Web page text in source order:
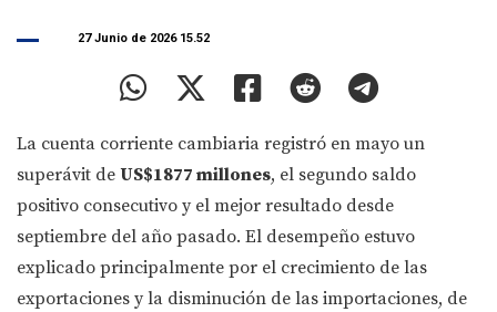
27 Junio de 2026 15.52
La cuenta corriente cambiaria registró en mayo un
superávit de US$1877 millones, el segundo saldo
positivo consecutivo y el mejor resultado desde
septiembre del año pasado. El desempeño estuvo
explicado principalmente por el crecimiento de las
exportaciones y la disminución de las importaciones, de